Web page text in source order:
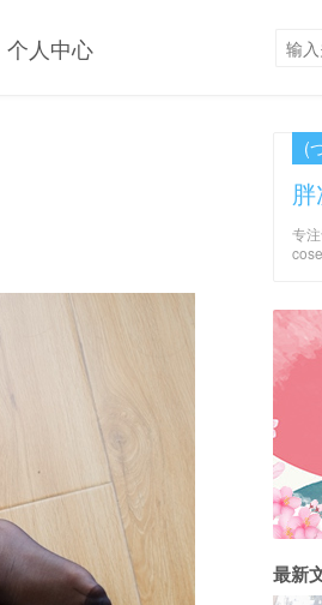
个人中心
(
专
最新